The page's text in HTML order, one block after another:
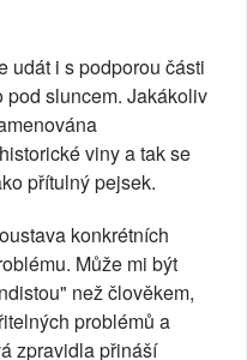
udát i s podporou části
sluncem. Jakákoliv
viny a tak se
přítulný pejsek.
konkrétních
Může mi být
než člověkem,
problémů a
zpravidla přináší